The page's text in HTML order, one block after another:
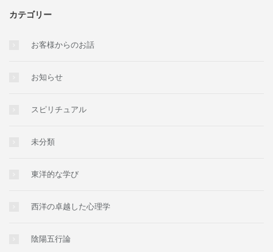
カテゴリー
お客様からのお話
お知らせ
スピリチュアル
未分類
東洋的な学び
西洋の卓越した心理学
陰陽五行論